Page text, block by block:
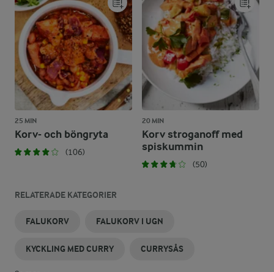
25 MIN
Korv- och böngryta
(106)
20 MIN
Korv stroganoff med
spiskummin
(50)
RELATERADE KATEGORIER
FALUKORV FALUKORV I UGN
KYCKLING MED CURRY CURRYSÅS